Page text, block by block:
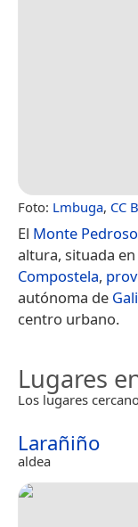
Foto: Lmbuga, CC
El Monte Pedroso
altura, situada
Compostela,
autónoma de
centro urbano.
Lugares
Los lugares
Larañiño
aldea